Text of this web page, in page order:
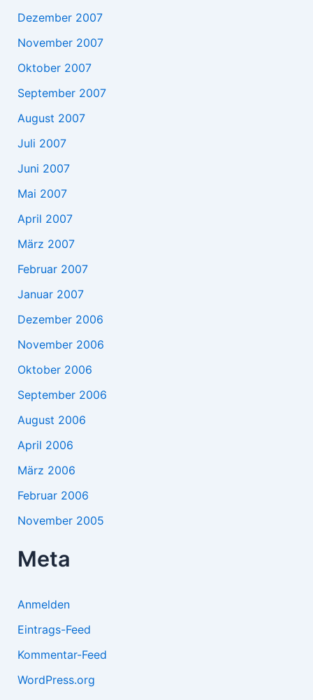
Dezember 2007
November 2007
Oktober 2007
September 2007
August 2007
Juli 2007
Juni 2007
Mai 2007
April 2007
März 2007
Februar 2007
Januar 2007
Dezember 2006
November 2006
Oktober 2006
September 2006
August 2006
April 2006
März 2006
Februar 2006
November 2005
Meta
Anmelden
Eintrags-Feed
Kommentar-Feed
WordPress.org